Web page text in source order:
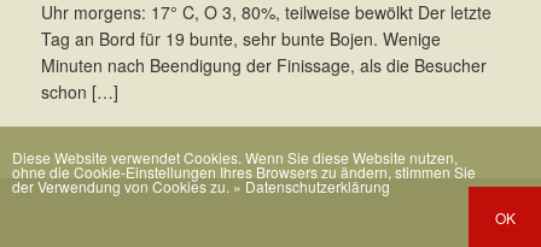
Uhr morgens: 17° C, O 3, 80%, teilweise bewölkt Der letzte
Tag an Bord für 19 bunte, sehr bunte Bojen. Wenige
Minuten nach Beendigung der Finissage, als die Besucher
schon […]
Diese Website verwendet Cookies. Wenn Sie diese Website nutzen,
ohne die Cookie-Einstellungen Ihres Browsers zu ändern, stimmen Sie
der Verwendung von Cookies zu. » Datenschutzerklärung
OK